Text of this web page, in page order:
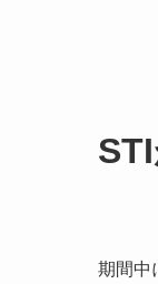
期間中